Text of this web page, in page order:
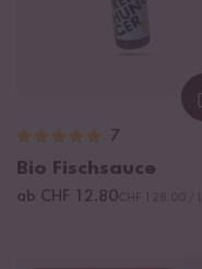
7
Bio Fischsauce
ab CHF 12.80